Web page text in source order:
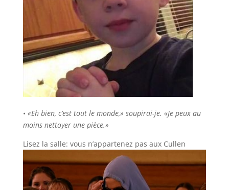
• «Eh bien, c’est tout le monde,» soupirai-je. «Je peux au
moins nettoyer une pièce.»
Lisez la salle: vous n’appartenez pas aux Cullen